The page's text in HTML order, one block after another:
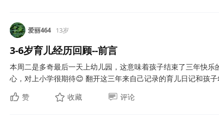
爱丽464 13岁
3-6岁育儿经历回顾--前言
本周二是多奇最后一天上幼儿园，这意味着孩子结束了三年快
心，对上小学很期待😊 翻开这三年来自己记录的育儿日记和孩
赞
收藏 评论